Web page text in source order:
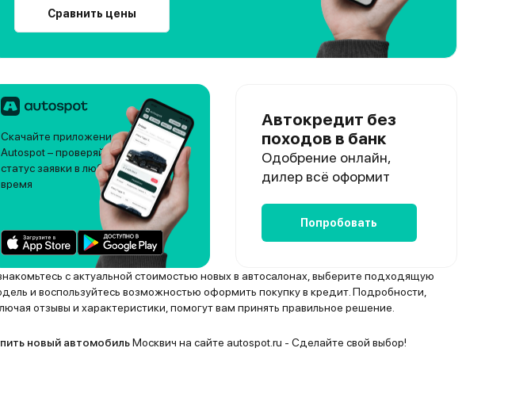
Сравнить цены
Скачайте приложение
Autospot – проверяйте
статус заявки в любое
время
Автокредит без
походов в банк
Одобрение онлайн,
дилер всё оформит
Попробовать
с актуальной стоимостью новых в автосалонах, выберите подходящую
и воспользуйтесь возможностью оформить покупку в кредит. Подробности,
отзывы и характеристики, помогут вам принять правильное решение.
новый автомобильМосквич на сайте autospot.ru - Сделайте свой выбор!